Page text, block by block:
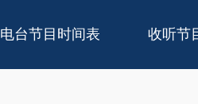
电台节目时间表 收听节